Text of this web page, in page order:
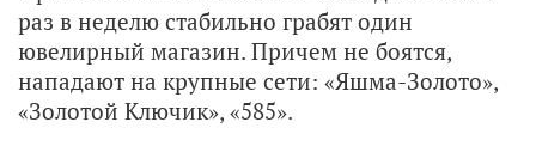
раз в неделю стабильно грабят один
ювелирный магазин. Причем не боятся,
нападают на крупные сети: «Яшма-Золото»,
«Золотой Ключик», «585».